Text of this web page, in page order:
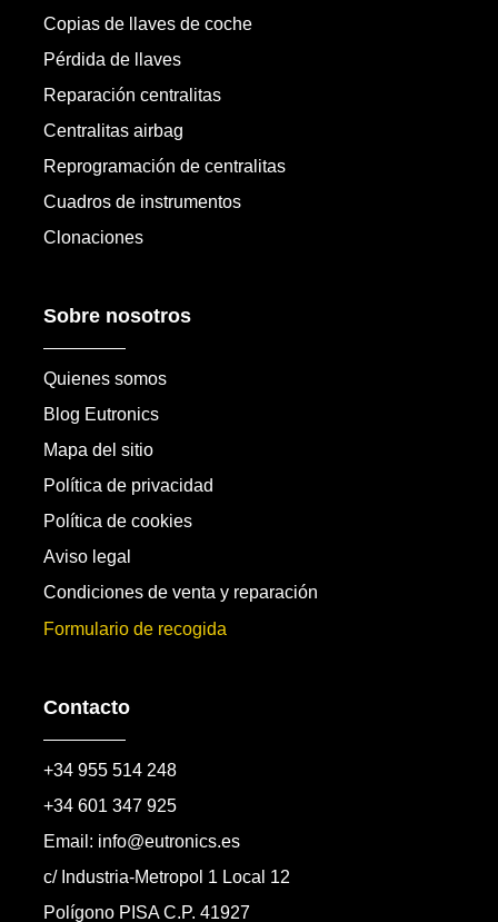
Copias de llaves de coche
Pérdida de llaves
Reparación centralitas
Centralitas airbag
Reprogramación de centralitas
Cuadros de instrumentos
Clonaciones
Sobre nosotros
Quienes somos
Blog Eutronics
Mapa del sitio
Política de privacidad
Política de cookies
Aviso legal
Condiciones de venta y reparación
Formulario de recogida
Contacto
+34 955 514 248
+34 601 347 925
Email: info@eutronics.es
c/ Industria-Metropol 1 Local 12
Polígono PISA C.P. 41927